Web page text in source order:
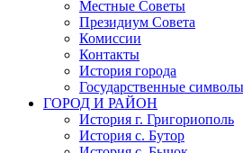
Местные Советы
Президиум Совета
Комиссии
Контакты
История города
Государственные символы
ГОРОД И РАЙОН
История г. Григориополь
История с. Бутор